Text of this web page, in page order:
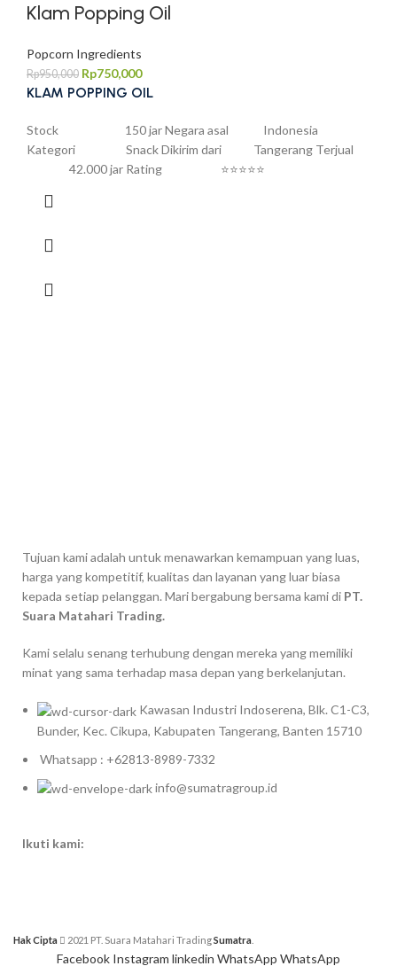
Klam Popping Oil
Popcorn Ingredients
Rp950,000 Rp750,000
KLAM POPPING OIL
Stock 150 jar Negara asal Indonesia
Kategori Snack Dikirim dari Tangerang Terjual
42.000 jar Rating ⭐⭐⭐⭐⭐
Tujuan kami adalah untuk menawarkan kemampuan yang luas,
harga yang kompetitif, kualitas dan layanan yang luar biasa
kepada setiap pelanggan. Mari bergabung bersama kami di PT.
Suara Matahari Trading.
Kami selalu senang terhubung dengan mereka yang memiliki
minat yang sama terhadap masa depan yang berkelanjutan.
Kawasan Industri Indoserena, Blk. C1-C3,
Bunder, Kec. Cikupa, Kabupaten Tangerang, Banten 15710
Whatsapp : +62813-8989-7332
info@sumatragroup.id
Ikuti kami:
Hak Cipta 2021 PT. Suara Matahari TradingSumatra
Facebook Instagram linkedin WhatsApp WhatsApp